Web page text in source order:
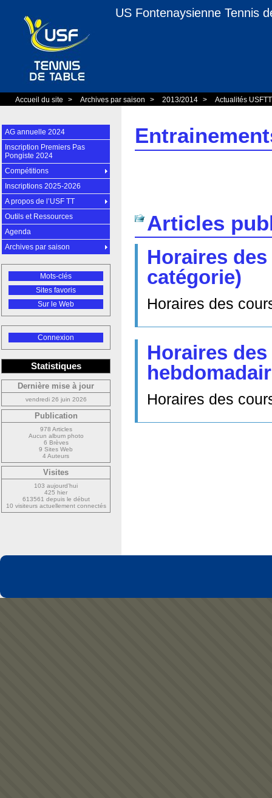
US Fontenaysienne Tennis
Accueil du site > Archives par saison > 2013/2014 > Actualités
Articles
Horaires
catégorie)
Horaires des
Horaires
Horaires des
AG annuelle 2024
Inscription Premiers Pas
Pongiste 2024
Compétitions
Inscriptions 2025-2026
A propos de l’USF TT
Outils et Ressources
Agenda
Archives par saison
Mots-clés
Sites favoris
Sur le Web
Connexion
Statistiques
Dernière mise à jour
vendredi 26 juin 2026
Publication
978 Articles
Aucun album photo
6 Brèves
9 Sites Web
4 Auteurs
Visites
103 aujourd’hui
425 hier
613561 depuis le début
10 visiteurs actuellement connectés